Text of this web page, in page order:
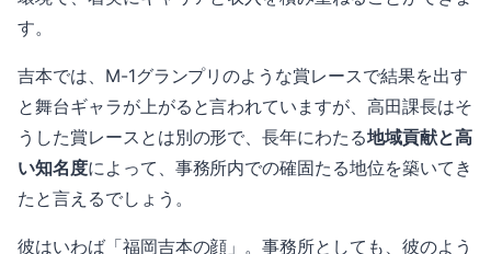
す。
吉本では、M-1グランプリのような賞レースで結果を出す
と舞台ギャラが上がると言われていますが、高田課長はそ
うした賞レースとは別の形で、長年にわたる地域貢献と高
い知名度によって、事務所内での確固たる地位を築いてき
たと言えるでしょう。
彼はいわば「福岡吉本の顔」。事務所としても、彼のよう